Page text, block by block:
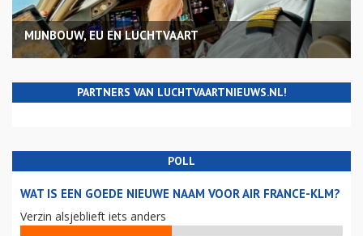
MIJNBOUW, EU EN LUCHTVAART
PARTNERS VAN LUCHTVAARTNIEUWS.NL!
POLL
WAT IS EEN GOEDE NIEUWE NAAM VOOR AIR FRANCE-KLM?
Verzin alsjeblieft iets anders